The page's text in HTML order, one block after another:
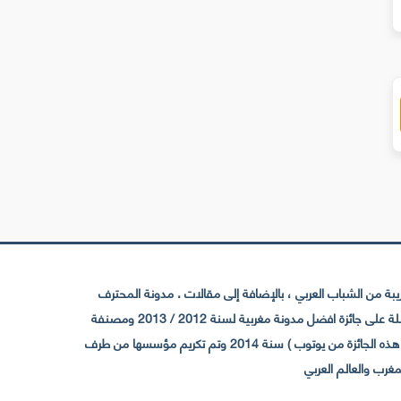
الشباب العربي ، بالإضافة إلى مقالات . مدونة المحترف
تأسست سنة 2009 حيث تستقطب الآن عدد كبير من الزوار من كافة ربوع الوطن العربي ، حيث ان مقرها الرئيسي بالمغرب و مديرها امين رغيب ،حاصلة على جائزة افضل مدونة مغربية لسنة 2012 / 2013 ومصنفة
ضمن افضل 10 مدونات عربية حسب المركز الدولي للصحفيين ICFJ سنة 2013 وحاصلة على الجائزة الفضية من يوتوب (اول قناة مغربية تحصل على هذه الجائزة من يوتوب ) سنة 2014 وتم تكريم مؤسسها من طرف